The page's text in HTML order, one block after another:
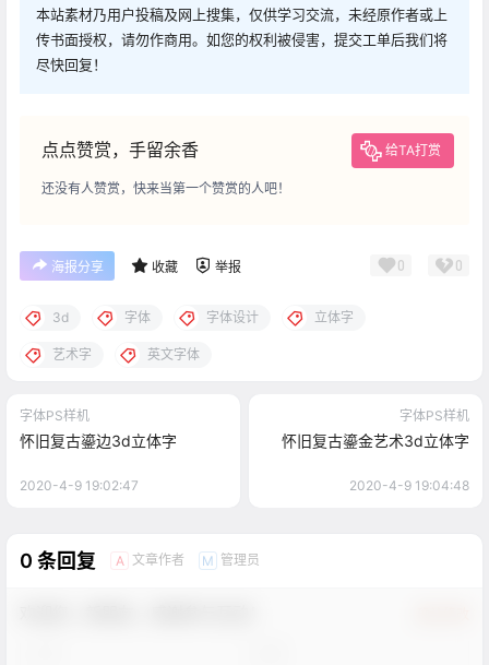
本站素材乃用户投稿及网上搜集，仅供学习交流，未经原作者或上
传书面授权，请勿作商用。如您的权利被侵害，提交工单后我们将
尽快回复！
点点赞赏，手留余香 给TA打赏
还没有人赞赏，快来当第一个赞赏的人吧！
海报分享 收藏 举报 0 0
3d 字体 字体设计 立体字
艺术字 英文字体
字体PS样机
怀旧复古鎏边3d立体字
2020-4-9 19:02:47
字体PS样机
怀旧复古鎏金艺术3d立体字
2020-4-9 19:04:48
0 条回复 A 文章作者 M 管理员